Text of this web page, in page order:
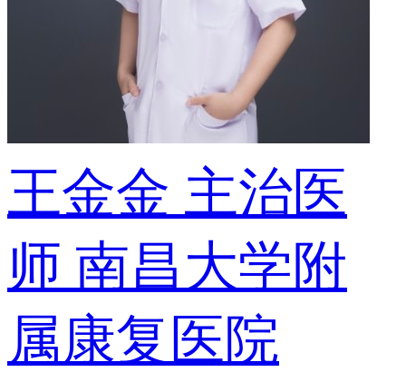
王金金 主治医
师 南昌大学附
属康复医院